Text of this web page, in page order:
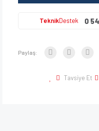
TeknikDestek 0
Paylaş:
Tavsiye Et